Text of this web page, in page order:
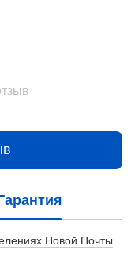
Новой Почты